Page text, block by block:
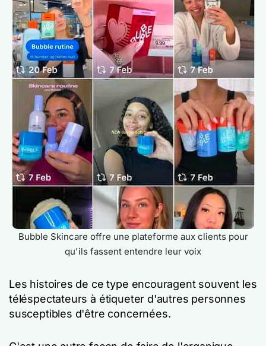
Bubble Skincare offre une plateforme aux clients pour
qu'ils fassent entendre leur voix
Les histoires de ce type encouragent souvent les
téléspectateurs à étiqueter d'autres personnes
susceptibles d'être concernées.